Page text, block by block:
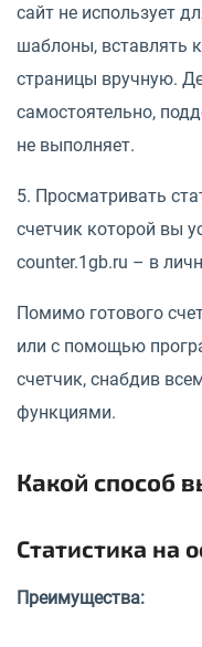
сайт не использует
шаблоны, вставлять
страницы вручную.
самостоятельно,
не выполняет.
5. Просматривать
счетчик которой вы
counter.1gb.ru – в
Помимо готового
или с помощью
счетчик, снабдив
функциями.
Какой способ
Статистика на
Преимущества: